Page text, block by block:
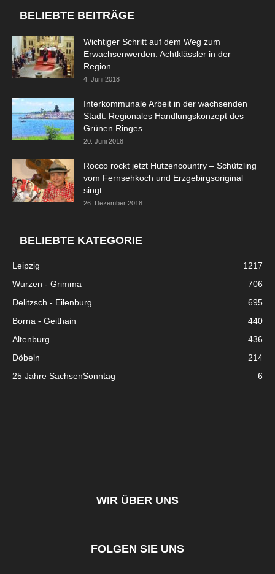
BELIEBTE BEITRÄGE
Wichtiger Schritt auf dem Weg zum
Erwachsenwerden: Achtklässler in der
Region...
4. Juni 2018
Interkommunale Arbeit in der wachsenden
Stadt: Regionales Handlungskonzept des
Grünen Ringes...
20. Juni 2018
Rocco rockt jetzt Hutzencountry – Schützling
vom Fernsehkoch und Erzgebirgsoriginal
singt...
26. Dezember 2018
BELIEBTE KATEGORIE
Leipzig
1217
Wurzen - Grimma
706
Delitzsch - Eilenburg
695
Borna - Geithain
440
Altenburg
436
Döbeln
214
25 Jahre SachsenSonntag
6
WIR ÜBER UNS
FOLGEN SIE UNS